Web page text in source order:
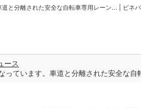
と分離された安全な自転車専用レーン... | ビネ
ース
ています。車道と分離された安全な自